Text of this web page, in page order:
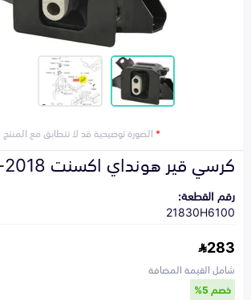
*الصورة توضيحية قد لا تتطابق مع المنتج
كرسي قير هونداي اكسنت 2018-2023
رقم القطعة:
21830H6100
283
شامل القيمة المضافة
خصم 5%